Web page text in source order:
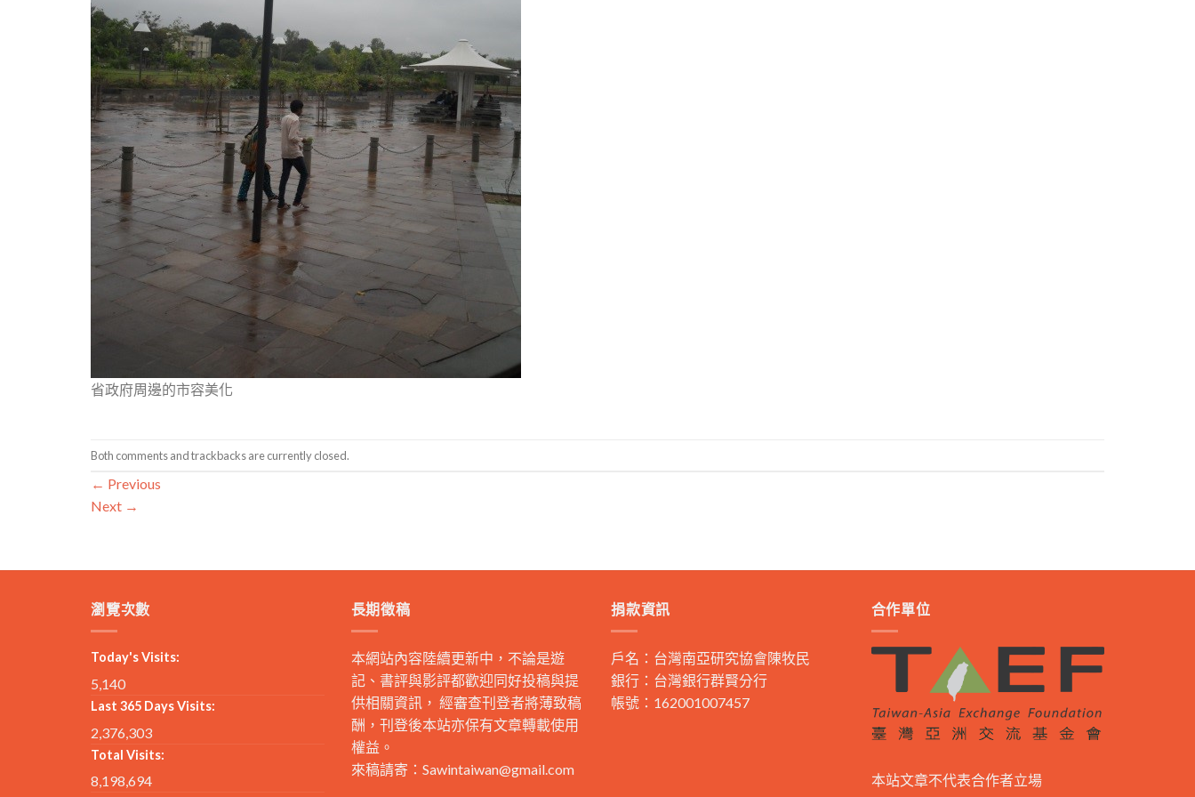
省政府周邊的市容美化
Both comments and trackbacks are currently closed.
← Previous
Next →
瀏覽次數
Today's Visits:
5,140
Last 365 Days Visits:
2,376,303
Total Visits:
8,198,694
長期徵稿
本網站內容陸續更新中，不論是遊
記、書評與影評都歡迎同好投稿與提
供相關資訊， 經審查刊登者將薄致稿
酬，刊登後本站亦保有文章轉載使用
權益。
來稿請寄： Sawintaiwan@gmail.com
捐款資訊
戶名：台灣南亞研究協會陳牧民
銀行：台灣銀行群賢分行
帳號：162001007457
合作單位
本站文章不代表合作者立場